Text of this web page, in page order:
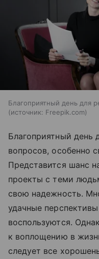
Благоприятный день для
источник: Freepik.com
Благоприятный день
вопросов, особенно
Представится шанс
проекты с теми
свою надежность.
удачные
воспользуются.
к воплощению в
следует все